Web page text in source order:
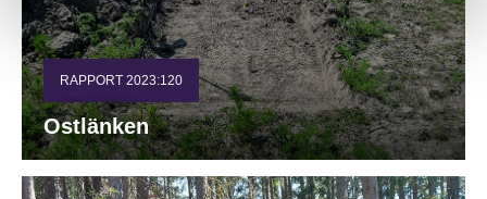
RAPPORT 2023:120
Ostlänken